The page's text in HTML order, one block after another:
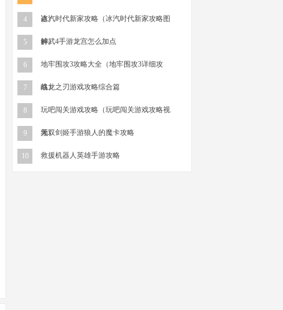
盗）
4 冰汽时代新家攻略（冰汽时代新家攻略图
解）
5 神武4手游龙宫怎么加点
6 地牢围攻3攻略大全（地牢围攻3详细攻
略）
7 战龙之刃游戏攻略综合篇
8 玩吧闯关游戏攻略（玩吧闯关游戏攻略视
频）
9 无双剑姬手游狼人的魔卡攻略
10 救援机器人英雄手游攻略